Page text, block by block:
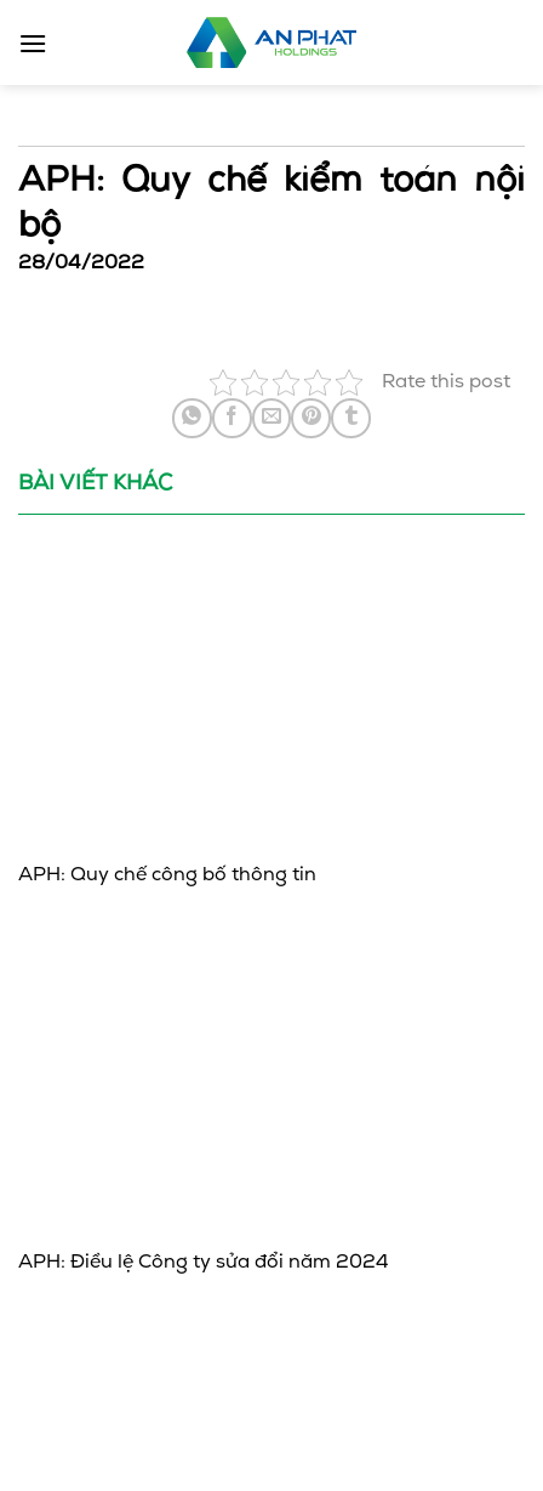
qua
APH: Quy chế kiểm toán nội
bộ
28/04/2022
Rate this post
BÀI VIẾT KHÁC
APH: Quy chế công bố thông tin
APH: Điều lệ Công ty sửa đổi năm 2024